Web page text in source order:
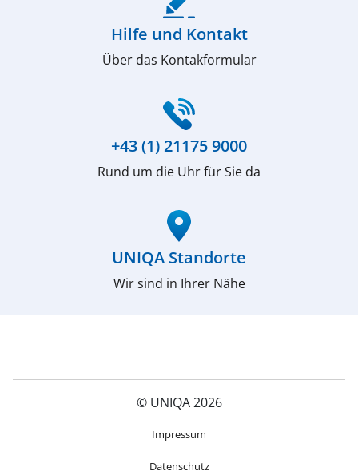
Hilfe und Kontakt
Über das Kontakformular
+43 (1) 21175 9000
Rund um die Uhr für Sie da
UNIQA Standorte
Wir sind in Ihrer Nähe
© UNIQA 2026
Impressum
Datenschutz